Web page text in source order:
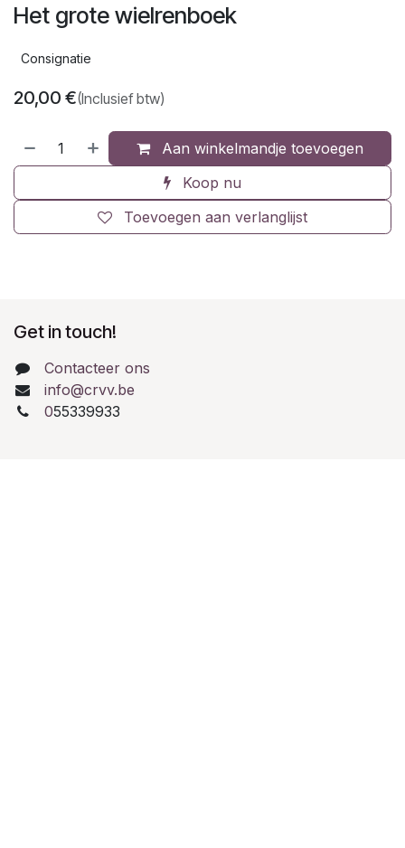
Het grote wielrenboek
Consignatie
20,00 €(Inclusief btw)
Aan winkelmandje toevoegen
Koop nu
Toevoegen aan verlanglijst
Get in touch!
Contacteer ons
info@crvv.be
055339933